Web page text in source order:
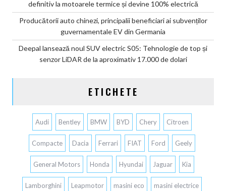
definitiv la motoarele termice și devine 100% electrică
Producătorii auto chinezi, principalii beneficiari ai subvenților
guvernamentale EV din Germania
Deepal lansează noul SUV electric S05: Tehnologie de top și
senzor LiDAR de la aproximativ 17.000 de dolari
ETICHETE
Audi Bentley BMW BYD Chery Citroen
Compacte Dacia Ferrari FIAT Ford Geely
General Motors Honda Hyundai Jaguar Kia
Lamborghini Leapmotor masini eco masini electrice